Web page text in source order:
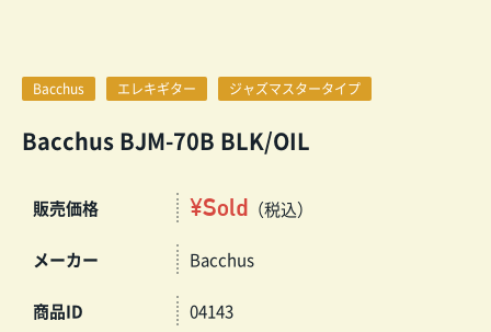
Bacchus エレキギター ジャズマスタータイプ
Bacchus BJM-70B BLK/OIL
販売価格 ¥Sold （税込）
メーカー Bacchus
商品ID 04143